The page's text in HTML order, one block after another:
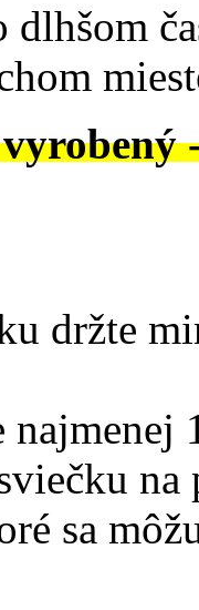
dlhšom
držte
najmenej
na
sa